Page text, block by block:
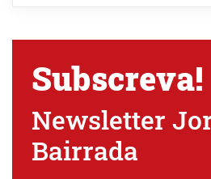
Subscreva!
Newsletter
Bairrada